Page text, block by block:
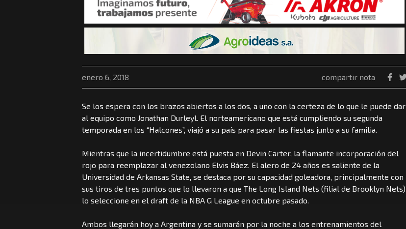
enero 6, 2018 compartir nota
Se los espera con los brazos abiertos a los dos, a uno con la certeza de lo que le puede dar
al equipo como Jonathan Durleyl. El norteamericano que está cumpliendo su segunda
temporada en los “Halcones”, viajó a su país para pasar las fiestas junto a su familia.
Mientras que la incertidumbre está puesta en Devin Carter, la flamante incorporación del
rojo para reemplazar al venezolano Elvis Báez. El alero de 24 años es saliente de la
Universidad de Arkansas State, se destaca por su capacidad goleadora, principalmente con
sus tiros de tres puntos que lo llevaron a que The Long Island Nets (filial de Brooklyn Nets)
lo seleccione en el draft de la NBA G League en octubre pasado.
Ambos llegarán hoy a Argentina y se sumarán por la noche a los entrenamientos del